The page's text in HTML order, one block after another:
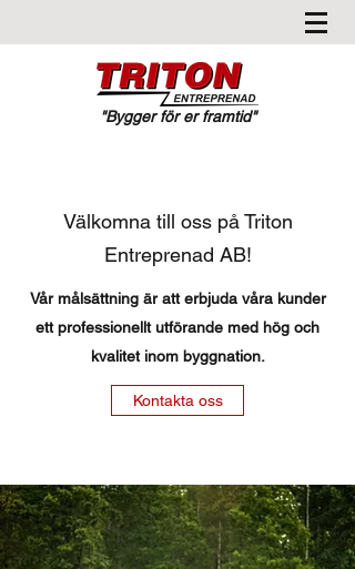
"Bygger för er framtid"
Välkomna till oss på Triton
Entreprenad AB!
Vår målsättning är att erbjuda våra kunder
ett professionellt utförande med hög och
kvalitet inom byggnation.
Kontakta oss